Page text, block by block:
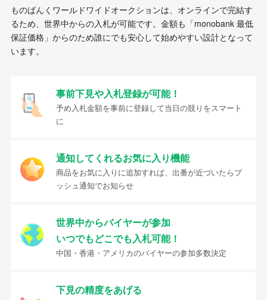
ものばんくワールドワイドオークションは、オンラインで完結す
るため、世界中からの入札が可能です。金額も「monobank 最低
保証価格」からのため誰にでも安心して始めやすい設計となって
います。
事前下見や入札登録が可能！
予め入札金額を事前に登録して当日の競りをスマート
に
通知してくれるお気に入り機能
商品をお気に入りに追加すれば、出番が近づいたらプ
ッシュ通知でお知らせ
世界中からバイヤーが参加
いつでもどこでも入札可能！
中国・香港・アメリカのバイヤーの参加多数決定
下見の精度をあげる